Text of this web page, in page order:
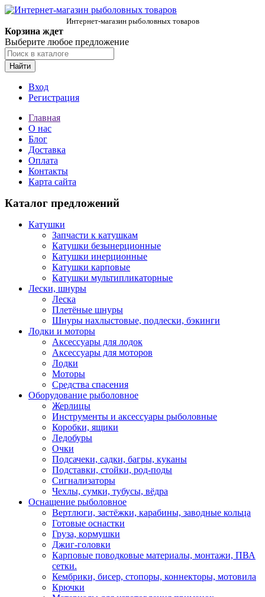
Интернет-магазин рыболовных товаров
Корзина ждет
Выберите любое предложение
Найти
Вход
Регистрация
Главная
О нас
Блог
Доставка
Оплата
Контакты
Карта сайта
Каталог предложений
Катушки
Запчасти к катушкам
Катушки безынерционные
Катушки инерционные
Катушки карповые
Катушки мультипликаторные
Лески, шнуры
Леска
Плетёные шнуры
Шнуры нахлыстовые, подлески, бэкинги
Лодки и моторы
Аксессуары для лодок
Аксессуары для моторов
Лодки
Моторы
Средства спасения
Оборудование рыболовное
Жерлицы
Инструменты и аксессуары рыболовные
Коробки, ящики
Ледобуры
Очки
Подсачеки, садки, багры, куканы
Подставки, стойки, род-поды
Сигнализаторы
Чехлы, сумки, тубусы, вёдра
Оснащение рыболовное
Вертлюги, застёжки, карабины, заводные кольца
Готовые оснастки
Груза, кормушки
Джиг-головки
Карповые поводковые материалы, монтажи, ПВА
сетки.
Кембрики, бисер, стопоры, коннекторы, мотовила
Крючки